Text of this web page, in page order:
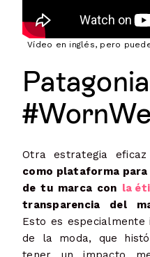
Vídeo en inglés, pero
Otra estrategia
como plataforma
de tu marca con la
transparencia del
Esto es
de la moda, que